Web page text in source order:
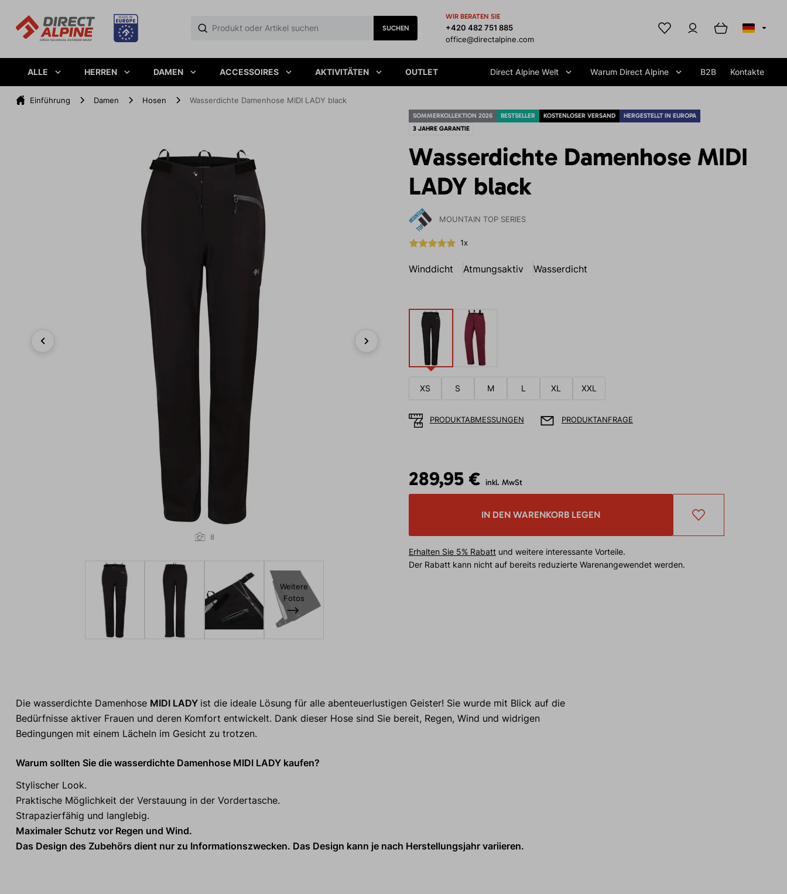
SUCHEN
WIR BERATEN SIE
+420 482 751 885
office@directalpine.com
ALLE HERREN DAMEN ACCESSOIRES AKTIVITÄTEN OUTLET Direct Alpine Welt Warum Direct Alpine B2B Kontakte
Einführung Damen Hosen Wasserdichte Damenhose MIDI LADY black
SOMMERKOLLEKTION 2026 BESTSELLER KOSTENLOSER VERSAND
HERGESTELLT IN EUROPA
3 JAHRE GARANTIE
Wasserdichte Damenhose MIDI
LADY black
MOUNTAIN TOP SERIES
1x
Winddicht Atmungsaktiv Wasserdicht
8
Weitere
Fotos
XS S M L XL XXL
PRODUKTABMESSUNGEN PRODUKTANFRAGE
289,95 € inkl. MwSt
IN DEN WARENKORB LEGEN
Erhalten Sie 5% Rabattund weitere interessante Vorteile.
Der Rabatt kann nicht auf bereits reduzierte Warenangewendet werden.
Die wasserdichte Damenhose MIDI LADY ist die ideale Lösung für alle abenteuerlustigen Geister! Sie wurde mit Blick auf die
Bedürfnisse aktiver Frauen und deren Komfort entwickelt. Dank dieser Hose sind Sie bereit, Regen, Wind und widrigen
Bedingungen mit einem Lächeln im Gesicht zu trotzen.
Warum sollten Sie die wasserdichte Damenhose MIDI LADY kaufen?
Stylischer Look.
Praktische Möglichkeit der Verstauung in der Vordertasche.
Strapazierfähig und langlebig.
Maximaler Schutz vor Regen und Wind.
Das Design des Zubehörs dient nur zu Informationszwecken. Das Design kann je nach Herstellungsjahr variieren.